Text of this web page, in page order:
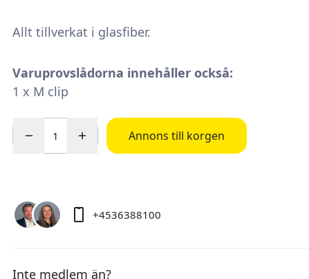
Allt tillverkat i glasfiber.
Varuprovslådorna innehåller också:
1 x M clip
Annons till korgen
+4536388100
Inte medlem än?